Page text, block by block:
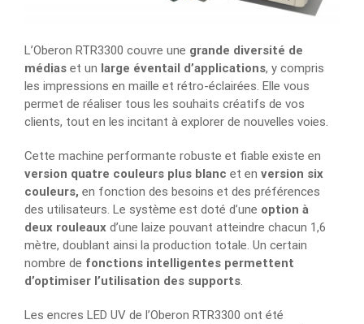
L’Oberon RTR3300 couvre une grande diversité de
médias et un large éventail d’applications, y compris
les impressions en maille et rétro-éclairées. Elle vous
permet de réaliser tous les souhaits créatifs de vos
clients, tout en les incitant à explorer de nouvelles voies.
Cette machine performante robuste et fiable existe en
version quatre couleurs plus blanc et en version six
couleurs, en fonction des besoins et des préférences
des utilisateurs. Le système est doté d’une option à
deux rouleaux d’une laize pouvant atteindre chacun 1,6
mètre, doublant ainsi la production totale. Un certain
nombre de fonctions intelligentes permettent
d’optimiser l’utilisation des supports.
Les encres LED UV de l’Oberon RTR3300 ont été